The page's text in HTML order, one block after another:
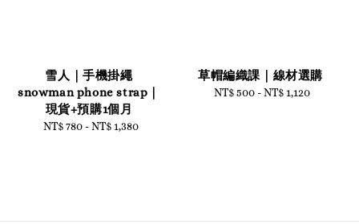
雪人｜手機掛繩
snowman phone strap｜
現貨+預購1個月
Regular
NT$ 780-NT$ 1,380
草帽編織課｜線材選購
Regular
NT$ 500 -NT$ 1,120